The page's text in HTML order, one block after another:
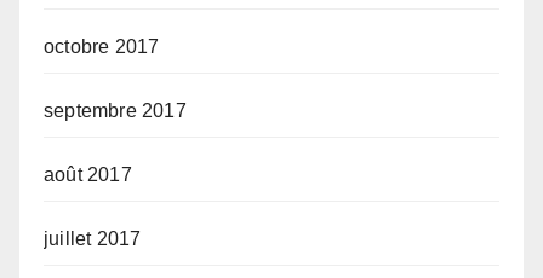
octobre 2017
septembre 2017
août 2017
juillet 2017